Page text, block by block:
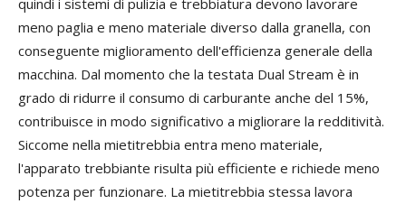
meno paglia e meno materiale diverso dalla granella, con
conseguente miglioramento dell'efficienza generale della
macchina. Dal momento che la testata Dual Stream è in
grado di ridurre il consumo di carburante anche del 15%,
contribuisce in modo significativo a migliorare la redditività.
Siccome nella mietitrebbia entra meno materiale,
l'apparato trebbiante risulta più efficiente e richiede meno
potenza per funzionare. La mietitrebbia stessa lavora